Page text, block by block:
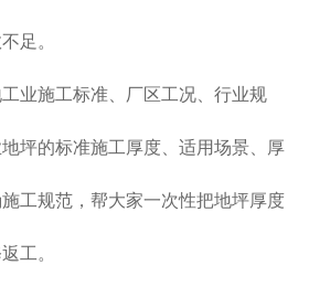
足。
业施工标准、厂区工况、行业规
坪的标准施工厚度、适用场景、厚
工规范，帮大家一次性把地坪厚度
工。